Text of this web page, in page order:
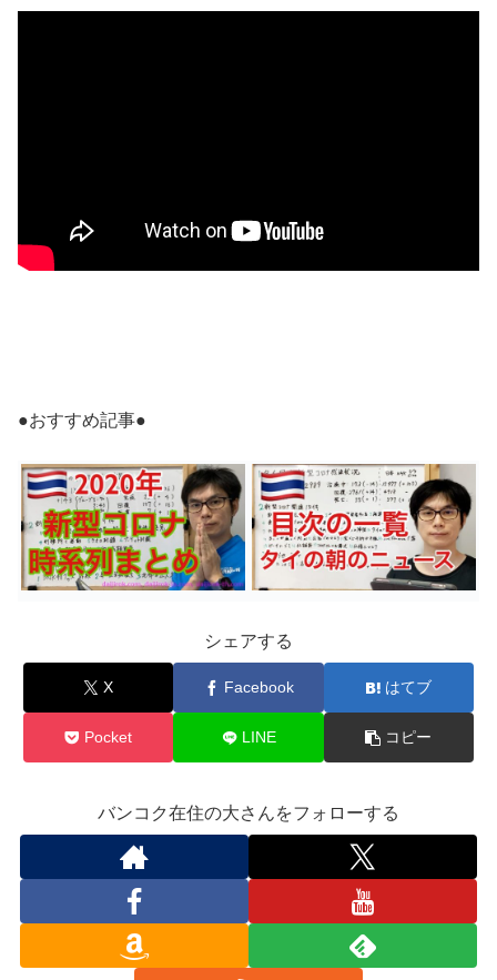
●おすすめ記事●
シェアする
X Facebook はてブ
Pocket LINE コピー
バンコク在住の大さんをフォローする